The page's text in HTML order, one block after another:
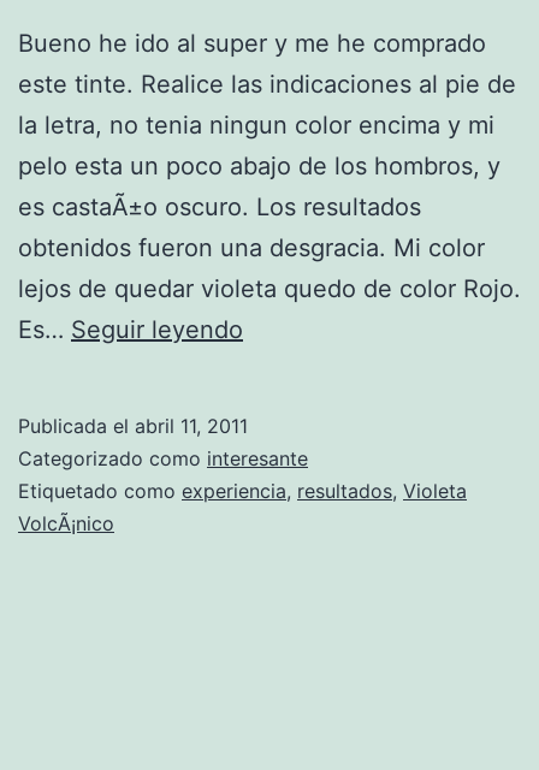
Bueno he ido al super y me he comprado
este tinte. Realice las indicaciones al pie de
la letra, no tenia ningun color encima y mi
pelo esta un poco abajo de los hombros, y
es castaÃ±o oscuro. Los resultados
obtenidos fueron una desgracia. Mi color
lejos de quedar violeta quedo de color Rojo.
Es… Seguir leyendo
l
e
Publicada el abril 11, 2011
Categorizado como interesante
Etiquetado como experiencia, resultados, Violeta
VolcÃ¡nico